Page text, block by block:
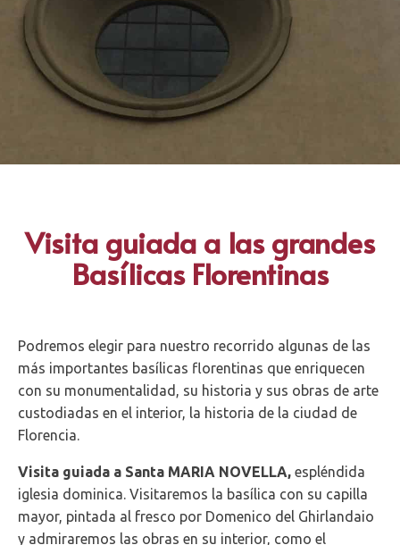
Visita guiada a las grandes
Basílicas Florentinas
Podremos elegir para nuestro recorrido algunas de las
más importantes basílicas florentinas que enriquecen
con su monumentalidad, su historia y sus obras de arte
custodiadas en el interior, la historia de la ciudad de
Florencia.
Visita guiada a Santa MARIA NOVELLA, espléndida
iglesia dominica. Visitaremos la basílica con su capilla
mayor, pintada al fresco por Domenico del Ghirlandaio
y admiraremos las obras en su interior, como el